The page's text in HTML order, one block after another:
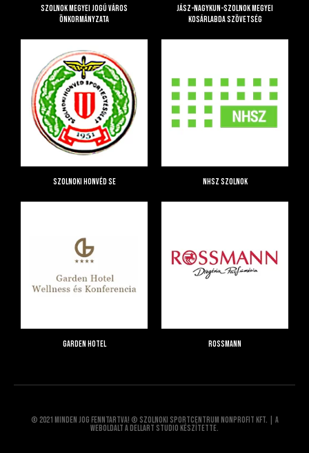
Szolnok Megyei Jogú Város
Önkormányzata
Jász-Nagykun-Szolnok Megyei
Kosárlabda Szövetség
Szolnoki Honvéd SE NHSZ Szolnok
Garden Hotel Rossmann
© 2021 Minden jog fenntartva! © Szolnoki Sportcentrum Nonprofit Kft. | A
weboldalt a Dellart Studio készítette.